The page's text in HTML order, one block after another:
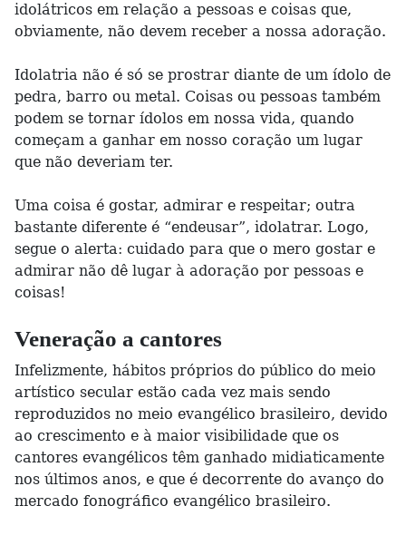
idolátricos em relação a pessoas e coisas que,
obviamente, não devem receber a nossa adoração.
Idolatria não é só se prostrar diante de um ídolo de
pedra, barro ou metal. Coisas ou pessoas também
podem se tornar ídolos em nossa vida, quando
começam a ganhar em nosso coração um lugar
que não deveriam ter.
Uma coisa é gostar, admirar e respeitar; outra
bastante diferente é “endeusar”, idolatrar. Logo,
segue o alerta: cuidado para que o mero gostar e
admirar não dê lugar à adoração por pessoas e
coisas!
Veneração a cantores
Infelizmente, hábitos próprios do público do meio
artístico secular estão cada vez mais sendo
reproduzidos no meio evangélico brasileiro, devido
ao crescimento e à maior visibilidade que os
cantores evangélicos têm ganhado midiaticamente
nos últimos anos, e que é decorrente do avanço do
mercado fonográfico evangélico brasileiro.